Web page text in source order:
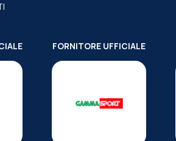
FORNITORE UFFICIALE